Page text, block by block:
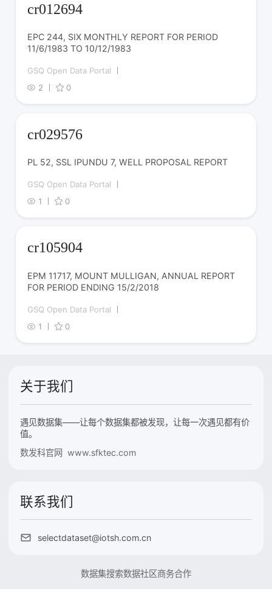
cr012694
EPC 244, SIX MONTHLY REPORT FOR PERIOD
11/6/1983 TO 10/12/1983
GSQ Open Data Portal
2
0
cr029576
PL 52, SSL IPUNDU 7, WELL PROPOSAL REPORT
GSQ Open Data Portal
1
0
cr105904
EPM 11717, MOUNT MULLIGAN, ANNUAL REPORT
FOR PERIOD ENDING 15/2/2018
GSQ Open Data Portal
1
0
关于我们
遇见数据集——让每个数据集都被发现，让每一次遇见都有价
值。
数发科官网 www.sfktec.com
联系我们
selectdataset@iotsh.com.cn
数据集搜索数据社区商务合作